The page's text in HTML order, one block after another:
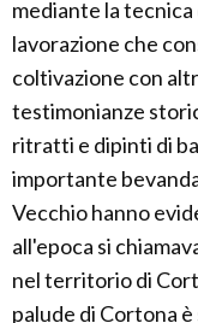
mediante la tecnica
lavorazione che
coltivazione con
testimonianze
ritratti e dipinti di
importante
Vecchio hanno
all'epoca si
nel territorio di
palude di Cortona